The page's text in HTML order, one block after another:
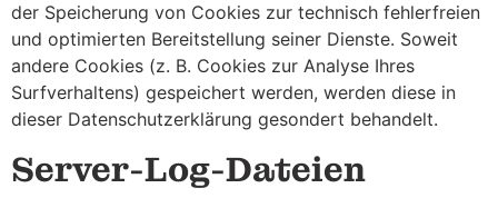
der Speicherung von Cookies zur technisch fehlerfreien
und optimierten Bereitstellung seiner Dienste. Soweit
andere Cookies (z. B. Cookies zur Analyse Ihres
Surfverhaltens) gespeichert werden, werden diese in
dieser Datenschutzerklärung gesondert behandelt.
Server-Log-Dateien